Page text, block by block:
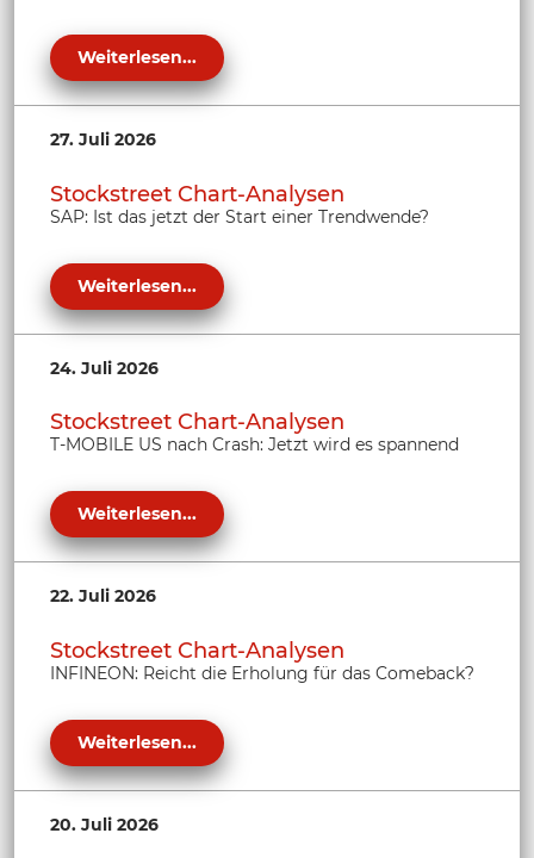
Weiterlesen...
27. Juli 2026
Stockstreet Chart-Analysen
SAP: Ist das jetzt der Start einer Trendwende?
Weiterlesen...
24. Juli 2026
Stockstreet Chart-Analysen
T-MOBILE US nach Crash: Jetzt wird es spannend
Weiterlesen...
22. Juli 2026
Stockstreet Chart-Analysen
INFINEON: Reicht die Erholung für das Comeback?
Weiterlesen...
20. Juli 2026